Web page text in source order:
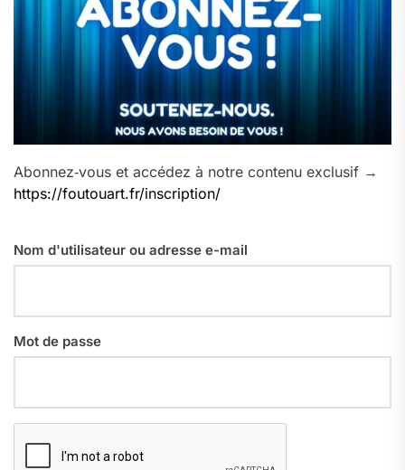
Abonnez‑vous et accédez à notre contenu exclusif →
https://foutouart.fr/inscription/
Nom d'utilisateur ou adresse e-mail
Mot de passe